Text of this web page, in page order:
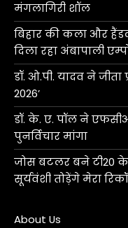
मंगलागिरी शॉल
बिहार की कला और
दिला रहा अंबापाली
डॉ. ओ.पी. यादव ने जीता
2026’
डॉ. के. ए. पॉल ने
पुनर्विचार मांगा
जोस बटलर बने टी20
सूर्यवंशी तोड़ेंगे मेरा
About Us